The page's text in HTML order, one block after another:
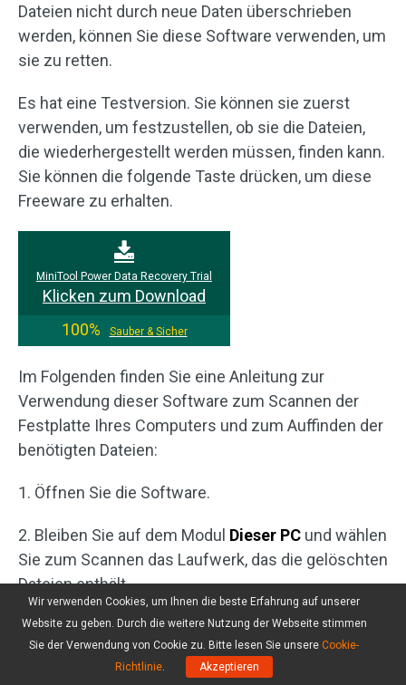
Dateien nicht durch neue Daten überschrieben
werden, können Sie diese Software verwenden, um
sie zu retten.
Es hat eine Testversion. Sie können sie zuerst
verwenden, um festzustellen, ob sie die Dateien,
die wiederhergestellt werden müssen, finden kann.
Sie können die folgende Taste drücken, um diese
Freeware zu erhalten.
MiniTool Power Data Recovery Trial
Klicken zum Download
100%
Sauber & Sicher
Im Folgenden finden Sie eine Anleitung zur
Verwendung dieser Software zum Scannen der
Festplatte Ihres Computers und zum Auffinden der
benötigten Dateien:
1. Öffnen Sie die Software.
2. Bleiben Sie auf dem Modul Dieser PC und wählen
Sie zum Scannen das Laufwerk, das die gelöschten
Dateien enthält.
Wir verwenden Cookies, um Ihnen die beste Erfahrung auf unserer
Website zu geben. Durch die weitere Nutzung der Webseite stimmen
Sie der Verwendung von Cookie zu. Bitte lesen Sie unsere Cookie-
Richtlinie. Akzeptieren